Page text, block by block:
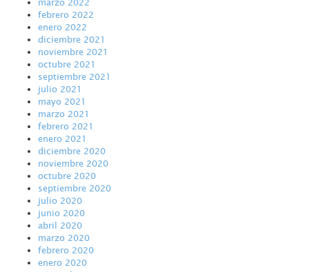
febrero 2022
enero 2022
diciembre 2021
noviembre 2021
octubre 2021
septiembre 2021
julio 2021
mayo 2021
marzo 2021
febrero 2021
enero 2021
diciembre 2020
noviembre 2020
octubre 2020
septiembre 2020
julio 2020
junio 2020
abril 2020
marzo 2020
febrero 2020
enero 2020